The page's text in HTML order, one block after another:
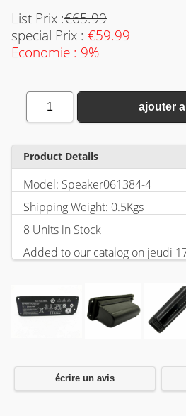
List Prix :€65.99
special Prix : €59.99
Economie : 9%
1 ajouter
Product Details
Model: Speaker061384-4
Shipping Weight: 0.5Kgs
8 Units in Stock
Added to our catalog on jeudi
écrire un avis